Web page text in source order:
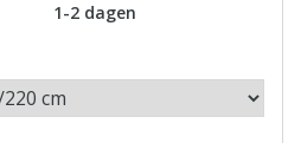
1-2 dagen